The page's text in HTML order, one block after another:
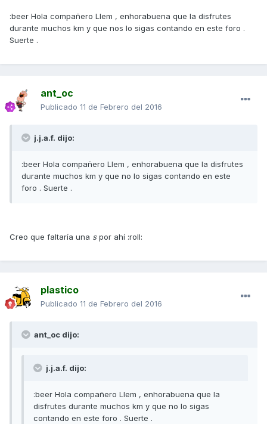
:beer Hola compañero Llem , enhorabuena que la disfrutes
durante muchos km y que nos lo sigas contando en este foro .
Suerte .
ant_oc
Publicado 11 de Febrero del 2016
j.j.a.f. dijo:
:beer Hola compañero Llem , enhorabuena que la disfrutes
durante muchos km y que no lo sigas contando en este
foro . Suerte .
Creo que faltaría una spor ahí :roll:
plastico
Publicado 11 de Febrero del 2016
ant_oc dijo:
j.j.a.f. dijo:
:beer Hola compañero Llem , enhorabuena que la
disfrutes durante muchos km y que no lo sigas
contando en este foro . Suerte .